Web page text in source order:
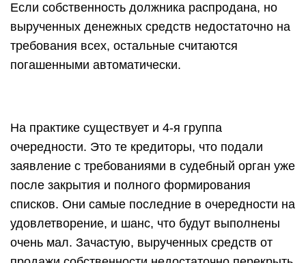
Если собственность должника распродана, но
вырученных денежных средств недостаточно на
требования всех, остальные считаются
погашенными автоматически.
На практике существует и 4-я группа
очередности. Это те кредиторы, что подали
заявление с требованиями в судебный орган уже
после закрытия и полного формирования
списков. Они самые последние в очередности на
удовлетворение, и шанс, что будут выполнены
очень мал. Зачастую, вырученных средств от